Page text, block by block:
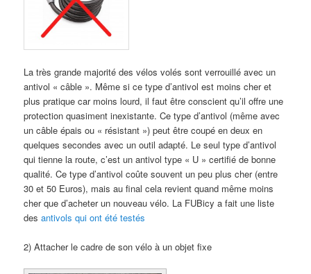
La très grande majorité des vélos volés sont verrouillé avec un
antivol « câble ». Même si ce type d’antivol est moins cher et
plus pratique car moins lourd, il faut être conscient qu’il offre une
protection quasiment inexistante. Ce type d’antivol (même avec
un câble épais ou « résistant ») peut être coupé en deux en
quelques secondes avec un outil adapté. Le seul type d’antivol
qui tienne la route, c’est un antivol type « U » certifié de bonne
qualité. Ce type d’antivol coûte souvent un peu plus cher (entre
30 et 50 Euros), mais au final cela revient quand même moins
cher que d’acheter un nouveau vélo. La FUBicy a fait une liste
desantivols qui ont été testés
2) Attacher le cadre de son vélo à un objet fixe